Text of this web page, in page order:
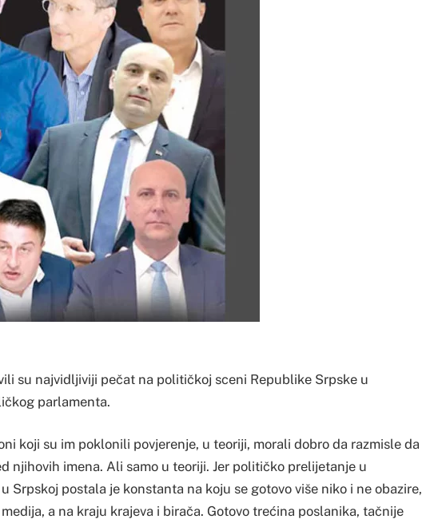
su najvidljiviji pečat na političkoj sceni Republike Srpske u
parlamenta.
koji su im poklonili povjerenje, u teoriji, morali dobro da razmisle da
njihovih imena. Ali samo u teoriji. Jer političko prelijetanje u
Srpskoj postala je konstanta na koju se gotovo više niko i ne obazire,
a na kraju krajeva i birača. Gotovo trećina poslanika, tačnije